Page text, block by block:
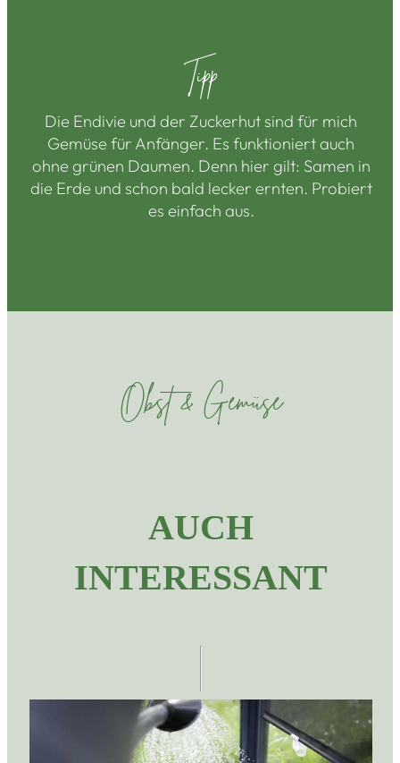
Tipp
Die Endivie und der Zuckerhut sind für mich
Gemüse für Anfänger. Es funktioniert auch
ohne grünen Daumen. Denn hier gilt: Samen in
die Erde und schon bald lecker ernten. Probiert
es einfach aus.
Obst & Gemüse
AUCH
INTERESSANT